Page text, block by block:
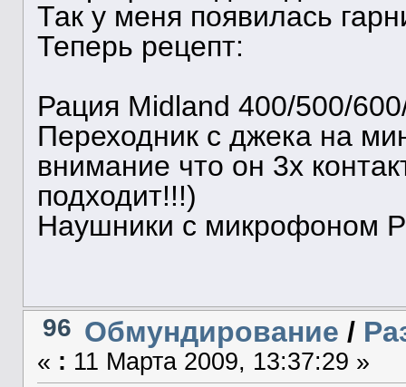
Так у меня появилась
Теперь рецепт:
Рация Midland 400/500/
Переходник с джека на
внимание что он 3х
подходит!!!)
Наушники с микрофоном
96 Обмундирование /
« : 11 Марта 2009, 13:37:29 »